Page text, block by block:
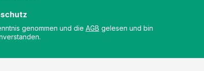
genommen und die AGB gelesen und bin